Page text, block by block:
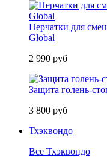
Перчатки для
Global
2 990 руб
Защита голень-
3 800 руб
Тхэквондо
Все Тхэквондо